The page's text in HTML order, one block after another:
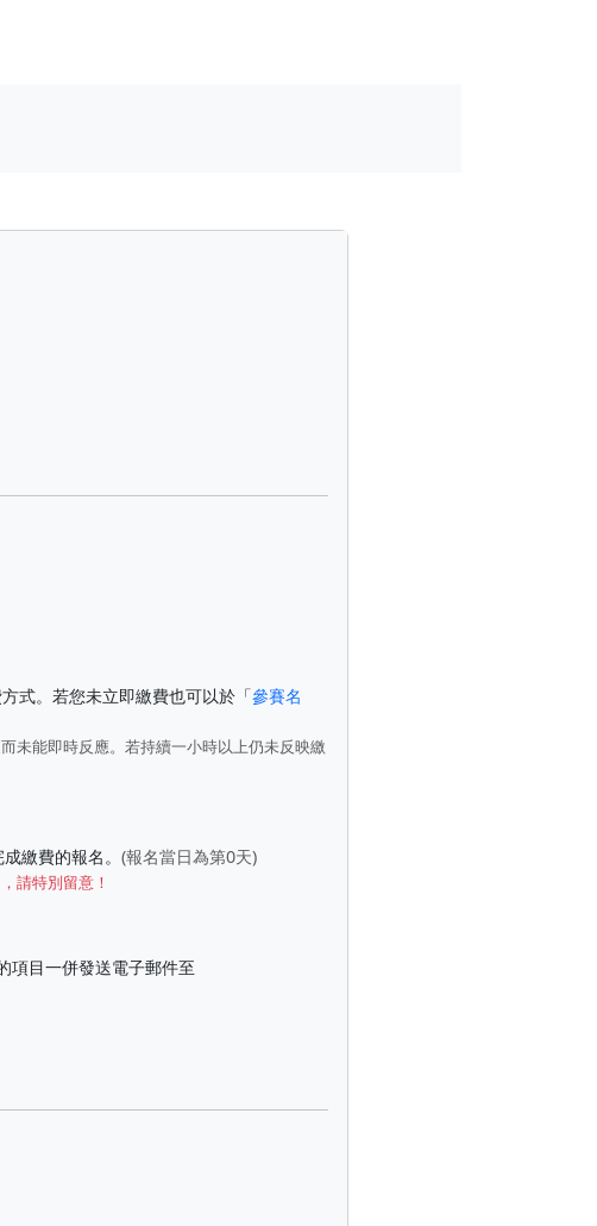
式。若您未立即繳費也可以於「參賽名
未能即時反應。若持續一小時以上仍未反映繳
繳費的報名。 (報名當日為第0天)
請特別留意！
項目一併發送電子郵件至